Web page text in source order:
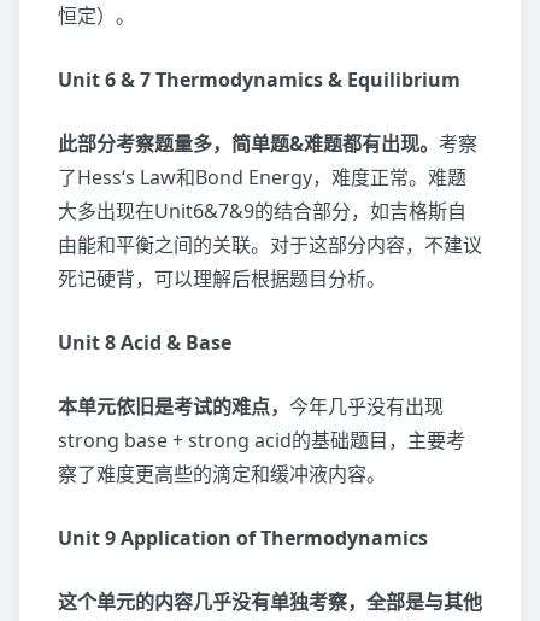
恒定）。
Unit 6 & 7 Thermodynamics & Equilibrium
此部分考察题量多，简单题&难题都有出现。 考察
了Hess‘s Law和Bond Energy，难度正常。难题
大多出现在Unit6&7&9的结合部分，如吉格斯自
由能和平衡之间的关联。对于这部分内容，不建议
死记硬背，可以理解后根据题目分析。
Unit 8 Acid & Base
本单元依旧是考试的难点， 今年几乎没有出现
strong base + strong acid的基础题目，主要考
察了难度更高些的滴定和缓冲液内容。
Unit 9 Application of Thermodynamics
这个单元的内容几乎没有单独考察，全部是与其他